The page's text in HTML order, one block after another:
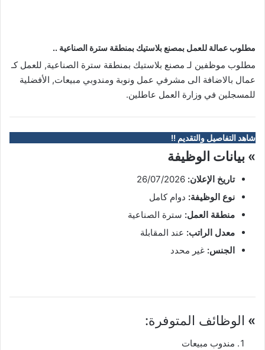
مطلوب عمالة للعمل بمصنع بلاستيك بمنطقة سترة الصناعية ..
مطلوب موظفين لـ مصنع بلاستيك بمنطقة سترة الصناعية, للعمل كـ
عمال بالاضافة الى مشرفي عمل ونوبة ومندوبي مبيعات, الأفضلية
للمسجلين في وزارة العمل عاطلين.
شاهد التفاصيل والتقديم !!
» بيانات الوظيفة
تاريخ الإعلان:
نوع الوظيفة: دوام كامل
منطقة العمل: سترة الصناعية
معدل الراتب: عند المقابلة
الجنس: غير محدد
» الوظائف المتوفرة:
مندوب مبيعات